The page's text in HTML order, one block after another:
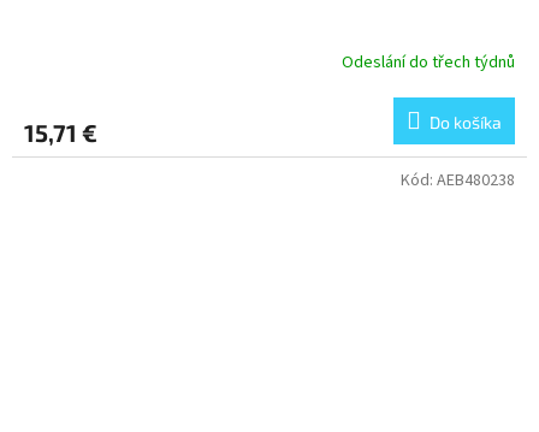
Odeslání do třech týdnů
15,71 € Do košíka
Kód: AEB480238